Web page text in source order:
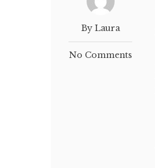
By Laura
No Comments